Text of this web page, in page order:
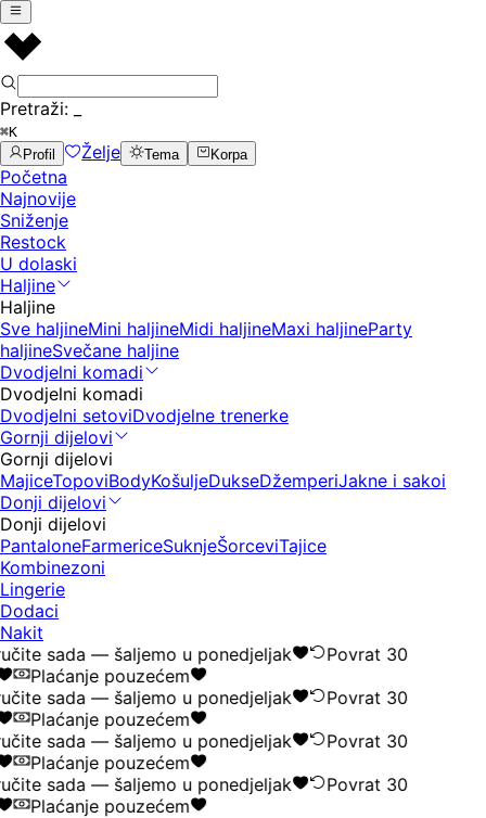
Pretraži:
⌘K
Profil
Želje Tema Korpa
Početna
Najnovije
Sniženje
Restock
U dolaski
Haljine
Haljine
Sve haljineMini haljineMidi haljineMaxi haljineParty
haljineSvečane haljine
Dvodjelni komadi
Dvodjelni komadi
Dvodjelni setoviDvodjelne trenerke
Gornji dijelovi
Gornji dijelovi
MajiceTopoviBodyKošuljeDukseDžemperiJakne i sakoi
Donji dijelovi
Donji dijelovi
PantaloneFarmericeSuknjeŠorceviTajice
Kombinezoni
Lingerie
Dodaci
Nakit
sada — šaljemo u ponedjeljak
Povrat 30
Plaćanje pouzećem
sada — šaljemo u ponedjeljak
Povrat 30
Plaćanje pouzećem
sada — šaljemo u ponedjeljak
Povrat 30
Plaćanje pouzećem
sada — šaljemo u ponedjeljak
Povrat 30
Plaćanje pouzećem